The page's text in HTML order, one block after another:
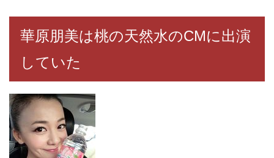
華原朋美は桃の天然水のCMに出演
していた